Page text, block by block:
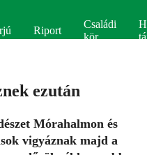
Riport
Családi
kör
ezután
Mórahalmon és
vigyáznak majd a